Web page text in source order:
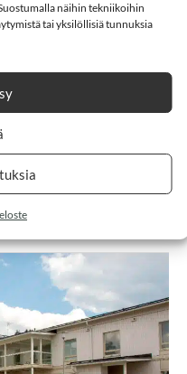
näihin tekniikoihin
tai yksilöllisiä tunnuksia